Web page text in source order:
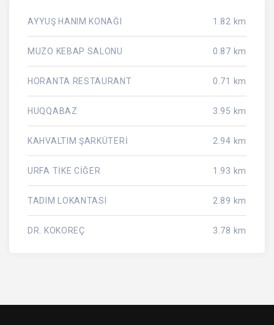
AYYUŞ HANIM KONAĞI 1.82 km
MUZO KEBAP SALONU 0.87 km
HORANTA RESTAURANT 0.71 km
HUQQABAZ 3.95 km
KAHVALTIM ŞARKÜTERİ 2.94 km
URFA TİKE CİĞER 1.93 km
TADIM LOKANTASI 2.89 km
DR. KOKOREÇ 3.78 km